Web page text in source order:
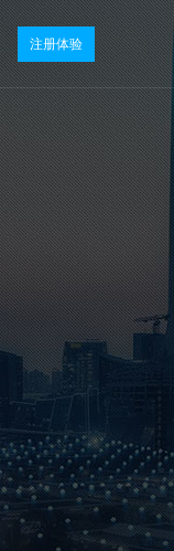
注册体验